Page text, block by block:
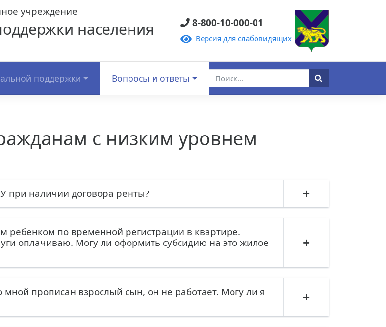
учреждение
населения
8-800-10-000-01
Версия для слабовидящих
поддержки Вопросы и ответы
с низким уровнем
при наличии договора ренты?
по временной регистрации в квартире.
оплачиваю. Могу ли оформить субсидию на это жилое
прописан взрослый сын, он не работает. Могу ли я